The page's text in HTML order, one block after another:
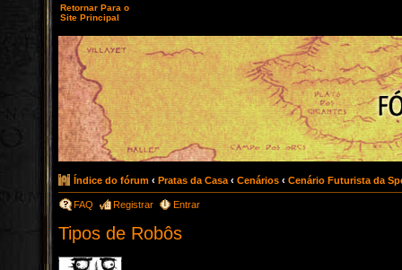
Retornar Para o
Site Principal
Índice do fórum ‹ Pratas da Casa ‹ Cenários ‹ Cenário Futurista da
FAQ Registrar Entrar
Tipos de Robôs